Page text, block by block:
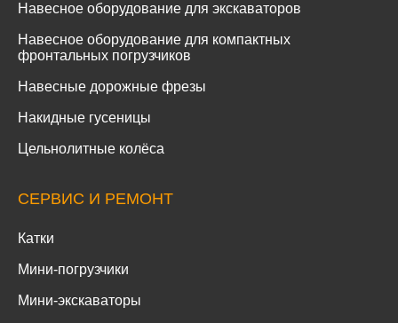
Навесное оборудование для экскаваторов
Навесное оборудование для компактных
фронтальных погрузчиков
Навесные дорожные фрезы
Накидные гусеницы
Цельнолитные колёса
СЕРВИС И РЕМОНТ
Катки
Мини-погрузчики
Мини-экскаваторы